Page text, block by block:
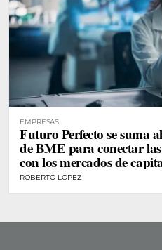
EMPRESAS
Futuro Perfecto se suma
de BME para conectar
con los mercados de
ROBERTO LÓPEZ